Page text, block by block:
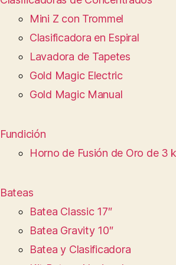
Mini Z con Trommel
Clasificadora en Espiral
Lavadora de Tapetes
Gold Magic Electric
Gold Magic Manual
Fundición
Horno de Fusión de Oro de 3
Bateas
Batea Classic 17″
Batea Gravity 10″
Batea y Clasificadora